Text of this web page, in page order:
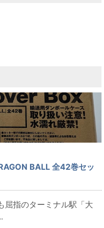
BALL 全42巻セッ
屈指のターミナル駅「大